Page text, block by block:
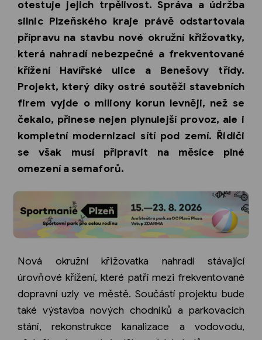
otestuje jejich trpělivost. Správa a údržba
silnic Plzeňského kraje právě odstartovala
přípravu na stavbu nové okružní křižovatky,
která nahradí nebezpečné a frekventované
křížení Havířské ulice a Benešovy třídy.
Projekt, který díky ostré soutěži stavebních
firem vyjde o miliony korun levněji, než se
čekalo, přinese nejen plynulejší provoz, ale i
kompletní modernizaci sítí pod zemí. Řidiči
se však musí připravit na měsíce plné
omezení a semaforů.
Nová okružní křižovatka nahradí stávající
úrovňové křížení, které patří mezi frekventované
dopravní uzly ve městě. Součástí projektu bude
také výstavba nových chodníků a parkovacích
stání, rekonstrukce kanalizace a vodovodu,